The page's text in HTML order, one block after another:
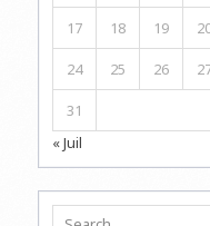
17 18 19
24 25 26
31
« Juil
Search